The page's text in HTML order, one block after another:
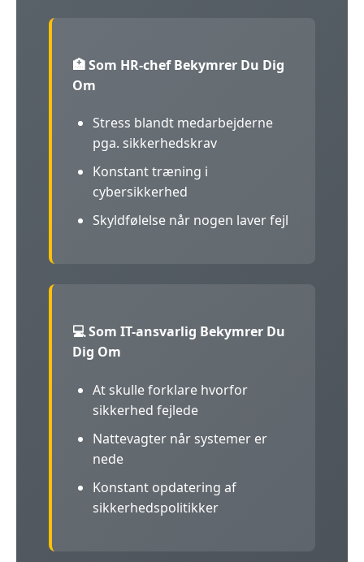
🏥 Som HR-chef Bekymrer Du Dig
Om
Stress blandt medarbejderne
pga. sikkerhedskrav
Konstant træning i
cybersikkerhed
Skyldfølelse når nogen laver fejl
💻 Som IT-ansvarlig Bekymrer Du
Dig Om
At skulle forklare hvorfor
sikkerhed fejlede
Nattevagter når systemer er
nede
Konstant opdatering af
sikkerhedspolitikker